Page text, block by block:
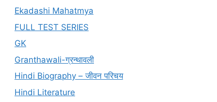
Ekadashi Mahatmya
FULL TEST SERIES
GK
Granthawali-ग्रन्थावली
Hindi Biography – जीवन परिचय
Hindi Literature